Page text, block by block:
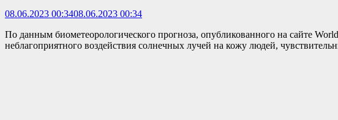
08.06.2023 00:3408.06.2023 00:34
По данным биометеорологического прогноза, опубликованного на сайте
неблагоприятного воздействия солнечных лучей на кожу людей,